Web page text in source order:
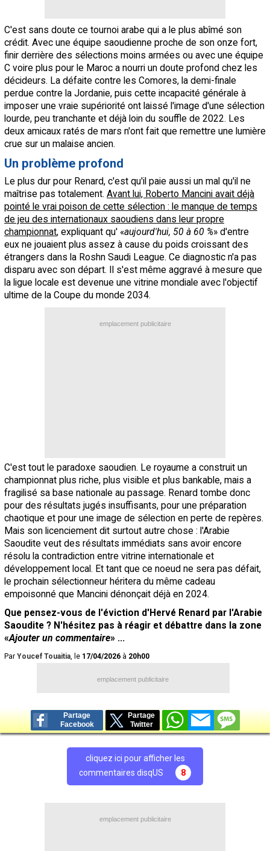
C'est sans doute ce tournoi arabe qui a le plus abîmé son
crédit. Avec une équipe saoudienne proche de son onze fort,
finir derrière des sélections moins armées ou avec une équipe
C voire plus pour le Maroc a nourri un doute profond chez les
décideurs. La défaite contre les Comores, la demi-finale
perdue contre la Jordanie, puis cette incapacité générale à
imposer une vraie supériorité ont laissé l'image d'une sélection
lourde, peu tranchante et déjà loin du souffle de 2022. Les
deux amicaux ratés de mars n'ont fait que remettre une lumière
crue sur un malaise ancien.
Un problème profond
Le plus dur pour Renard, c'est qu'il paie aussi un mal qu'il ne
maîtrise pas totalement. Avant lui, Roberto Mancini avait déjà
pointé le vrai poison de cette sélection : le manque de temps
de jeu des internationaux saoudiens dans leur propre
championnat, expliquant qu' «aujourd'hui, 50 à 60 %» d'entre
eux ne jouaient plus assez à cause du poids croissant des
étrangers dans la Roshn Saudi League. Ce diagnostic n'a pas
disparu avec son départ. Il s'est même aggravé à mesure que
la ligue locale est devenue une vitrine mondiale avec l'objectif
ultime de la Coupe du monde 2034.
emplacement publicitaire
C'est tout le paradoxe saoudien. Le royaume a construit un
championnat plus riche, plus visible et plus bankable, mais a
fragilisé sa base nationale au passage. Renard tombe donc
pour des résultats jugés insuffisants, pour une préparation
chaotique et pour une image de sélection en perte de repères.
Mais son licenciement dit surtout autre chose : l'Arabie
Saoudite veut des résultats immédiats sans avoir encore
résolu la contradiction entre vitrine internationale et
développement local. Et tant que ce noeud ne sera pas défait,
le prochain sélectionneur héritera du même cadeau
empoisonné que Mancini dénonçait déjà en 2024.
Que pensez-vous de l'éviction d'Hervé Renard par l'Arabie
Saoudite ? N'hésitez pas à réagir et débattre dans la zone
«Ajouter un commentaire» ...
Par Youcef Touaitia, le 17/04/2026 à 20h00
emplacement publicitaire
Partage
Facebook
Partage
Twitter
cliquez ici pour afficher les
commentaires disqUS
8
emplacement publicitaire